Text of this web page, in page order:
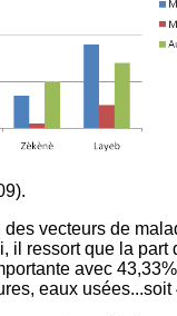
vecteurs de
il ressort que la part
avec
eaux usées...soit